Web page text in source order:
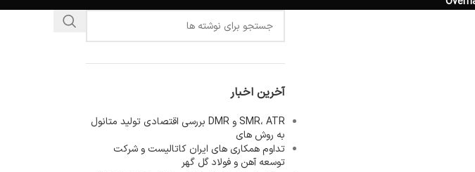
آخرین اخبار
SMR، ATR و DMR بررسی اقتصادی تولید متانول
به روش های
تداوم همکاری های ایران کاتالیست و شرکت
توسعه آهن و فولاد گل گهر